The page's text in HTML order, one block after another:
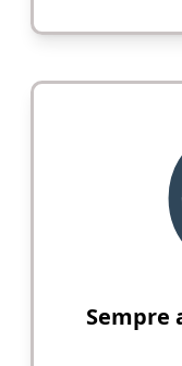
Sempre